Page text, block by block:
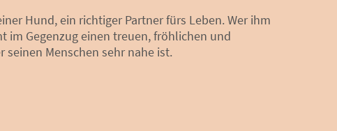
Hund, ein richtiger Partner fürs Leben. Wer ihm
im Gegenzug einen treuen, fröhlichen und
seinen Menschen sehr nahe ist.